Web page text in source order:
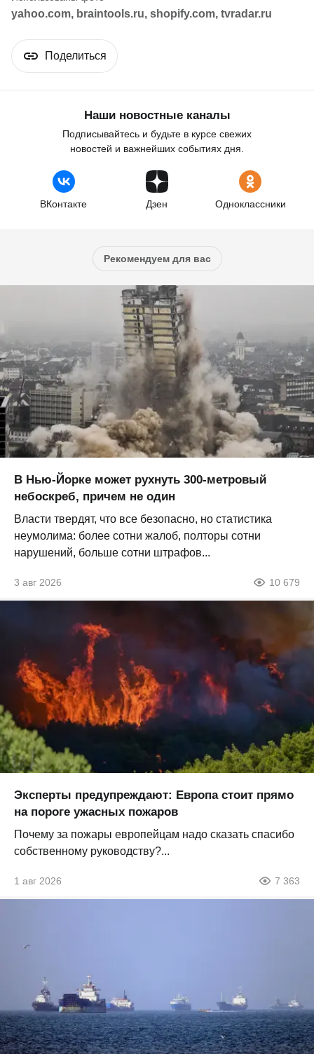
yahoo.com, braintools.ru, shopify.com, tvradar.ru
Поделиться
Наши новостные каналы
Подписывайтесь и будьте в курсе свежих
новостей и важнейших событиях дня.
ВКонтакте Дзен Одноклассники
Рекомендуем для вас
В Нью-Йорке может рухнуть 300-метровый
небоскреб, причем не один
Власти твердят, что все безопасно, но статистика
неумолима: более сотни жалоб, полторы сотни
нарушений, больше сотни штрафов...
3 авг 2026 10 679
Эксперты предупреждают: Европа стоит прямо
на пороге ужасных пожаров
Почему за пожары европейцам надо сказать спасибо
собственному руководству?...
1 авг 2026 7 363